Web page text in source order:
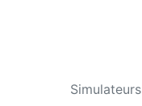
Simulateurs